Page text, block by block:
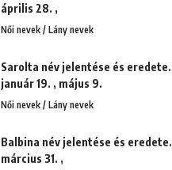
április 28. ,
Női nevek / Lány nevek
Sarolta név jelentése és
január 19. , május 9.
Női nevek / Lány nevek
Balbina név jelentése és
március 31. ,